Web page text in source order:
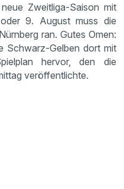
Zweitliga-Saison mit
9. August muss die
ran. Gutes Omen:
Schwarz-Gelben dort mit
hervor, den die
veröffentlichte.